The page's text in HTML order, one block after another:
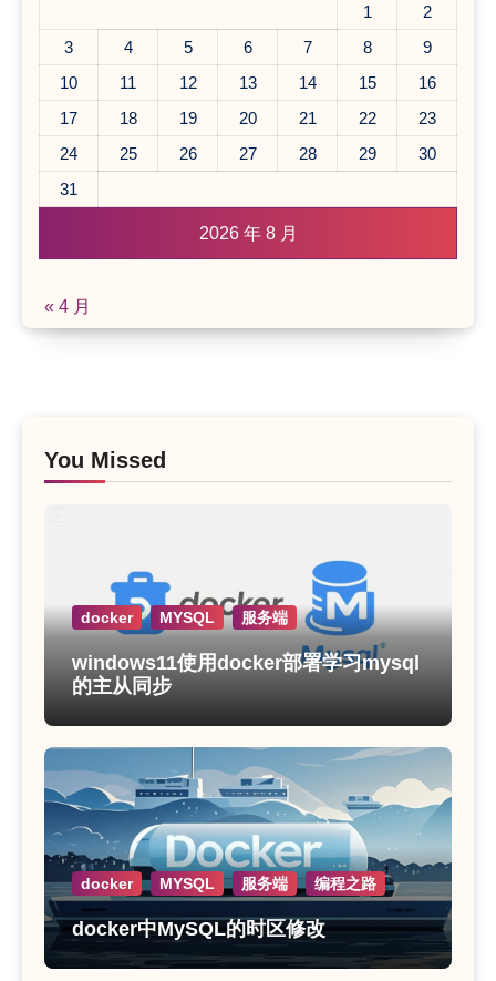
2026 年 8 月
1
2
3
4 5 6 7 8
9
10
11 12 13 14 15
16
17
18 19 20 21 22
23
24
25 26 27 28 29
30
31
« 4 月
You Missed
docker MYSQL 服务端
windows11使用docker部署学习mysql
的主从同步
docker MYSQL 服务端 编程之路
docker中MySQL的时区修改